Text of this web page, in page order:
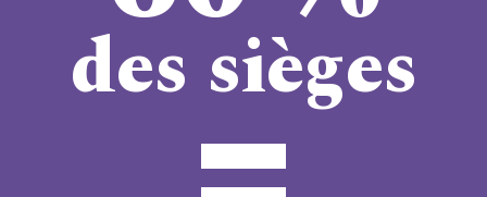
des sièges